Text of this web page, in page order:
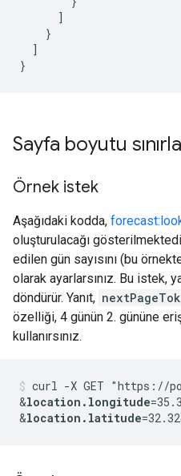
]
}
]
}
Sayfa boyutu
Örnek istek
Aşağıdaki kodda,
oluşturulacağı
edilen gün sayısını (bu
olarak ayarlarsınız. Bu istek,
döndürür. Yanıt,
özelliği, 4 günün 2. gününe
kullanırsınız.
curl -X GET "https://
&location.longitude
&location.latitude=32.32